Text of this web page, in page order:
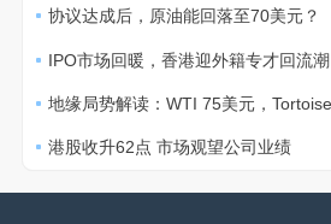
协议达成后，原油能回落至70美元？
IPO市场回暖，香港迎外籍专才回流潮
港股收升62点 市场观望公司业绩